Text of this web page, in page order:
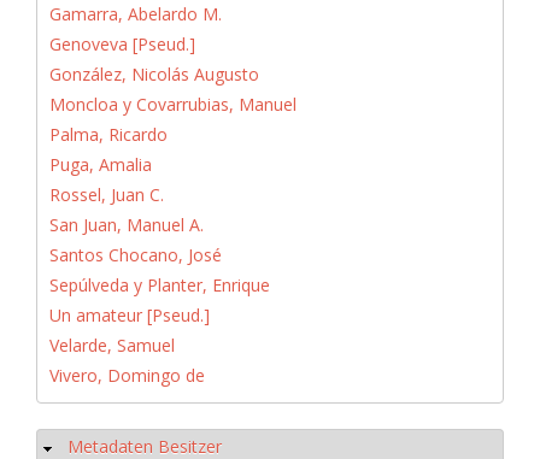
Gamarra, Abelardo M.
Genoveva [Pseud.]
González, Nicolás Augusto
Moncloa y Covarrubias, Manuel
Palma, Ricardo
Puga, Amalia
Rossel, Juan C.
San Juan, Manuel A.
Santos Chocano, José
Sepúlveda y Planter, Enrique
Un amateur [Pseud.]
Velarde, Samuel
Vivero, Domingo de
Hide
Metadaten Besitzer